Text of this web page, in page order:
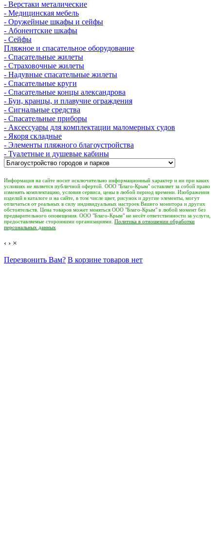
- Верстаки металические
- Медицинская мебель
- Оружейные шкафы и сейфы
- Абонентские шкафы
- Сейфы
Пляжное и спасательное оборудование
- Спасательные жилеты
- Страховочные жилеты
- Надувные спасательные жилеты
- Спасательные круги
- Спасательные концы александрова
- Буи, кранцы, и плавучие ограждения
- Сигнальные средства
- Спасательные приборы
- Аксессуары для комплектации маломерных судов
- Якоря складные
- Элементы пляжного благоустройства
- Туалетные и душевые кабины
Информация на сайте носит исключительно информационный характер и ни при каких
условиях не является публичной офертой. ООО "Благо-Крым" оставляет за собой право
изменять комплектацию, условия сервиса, цены в любой период времени. Изображения
изделий в каталоге и на сайте, в том числе цвет, рисунок и другие элементы, могут
отличаться от реальных в силу индивидуальных настроек Вашего монитора и других
обстоятельств. Цена товаров может меняться ООО "Благо-Крым" в любой момент без
предварительного оповещения. ООО "Благо-Крым" не несёт ответственности за услуги,
предоставляемые сторонними организациями. Политика в отношении обработки
персональных данных
‹ › ×
Перезвонить Вам? В корзине товаров нет